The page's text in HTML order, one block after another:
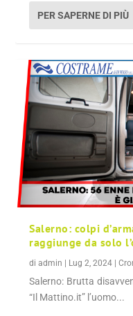
PER SAPERNE DI PIÙ
Salerno: colpi
raggiunge da solo
diadmin | Lug 2, 2024 |
Salerno: Brutta
“Il Mattino.it” l’uomo...